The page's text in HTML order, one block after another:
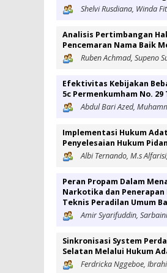
Shelvi Rusdiana, Winda
Analisis Pertimbangan
Pencemaran Nama Baik
Ruben Achmad, Supeno
Efektivitas Kebijakan
5c Permenkumham No.
Abdul Bari Azed,
Implementasi Hukum
Penyelesaian Hukum
Albi Ternando, M.s
Peran Propam Dalam
Narkotika dan
Teknis Peradilan Umum
Amir Syarifuddin,
Sinkronisasi System
Selatan Melalui Hukum
Ferdricka Nggeboe,